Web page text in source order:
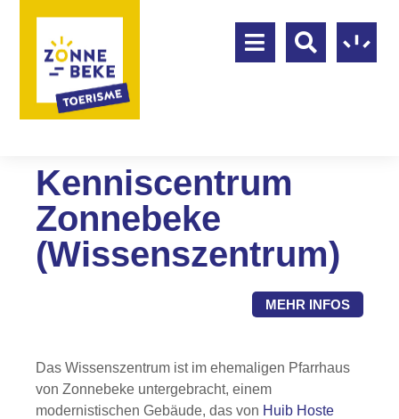
Kenniscentrum
Zonnebeke
(Wissenszentrum)
MEHR INFOS
Das Wissenszentrum ist im ehemaligen Pfarrhaus
von Zonnebeke untergebracht, einem
modernistischen Gebäude, das von Huib Hoste